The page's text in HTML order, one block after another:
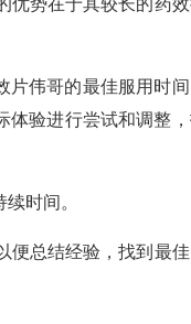
优势在于其较长的药
伟哥的最佳服用时间
体验进行尝试和调整
时间。
便总结经验，找到最